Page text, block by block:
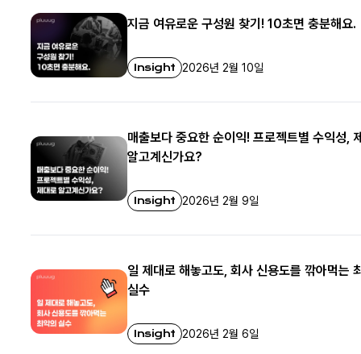
지금 여유로운 구성원 찾기! 10초면 충분해요.
Insight 2026년 2월 10일
매출보다 중요한 순이익! 프로젝트별 수익성,
알고계신가요?
Insight 2026년 2월 9일
일 제대로 해놓고도, 회사 신용도를 깎아먹는
실수
Insight 2026년 2월 6일